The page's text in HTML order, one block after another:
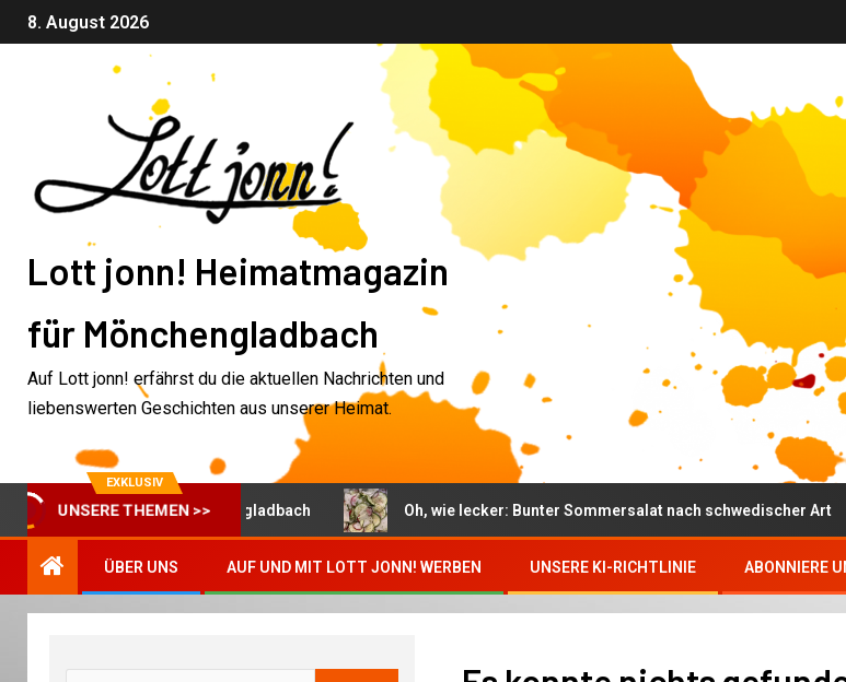
8. August 2026
Lott jonn! Heimatmagazin
für Mönchengladbach
Auf Lott jonn! erfährst du die aktuellen Nachrichten und
liebenswerten Geschichten aus unserer Heimat.
EXKLUSIV
UNSERE THEMEN >>
Die Woche in Mönchengladbach Oh, wie lecker: Bunter Sommersalat nach schwedischer Art
ÜBER UNS AUF UND MIT LOTT JONN! WERBEN UNSERE KI-RICHTLINIE ABONNIERE